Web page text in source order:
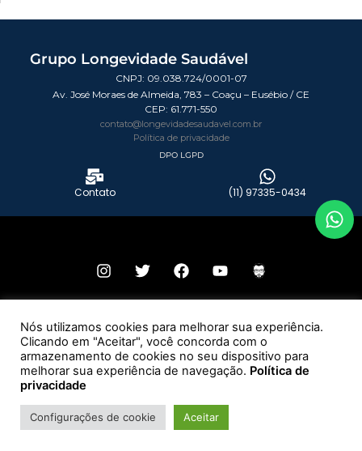
Grupo Longevidade Saudável
CNPJ: 09.038.724/0001-07
Av. José Moraes de Almeida, 783 – Coaçu – Eusébio / CE
CEP: 61.771-550
contato@longevidadesaudavel.com.br
Política de privacidade
DPO LGPD
Contato (11) 97335-0434
Desenvolvido por:
Nós utilizamos cookies para melhorar sua experiência.
Clicando em "Aceitar", você concorda com o
armazenamento de cookies no seu dispositivo para
melhorar sua experiência de navegação. Política de
privacidade
Configurações de cookie Aceitar